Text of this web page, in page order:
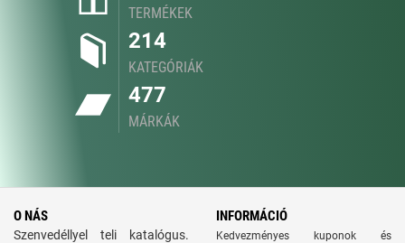
TERMÉKEK
214
KATEGÓRIÁK
477
MÁRKÁK
O NÁS
Szenvedéllyel teli katalógus.
INFORMÁCIÓ
Kedvezményes kuponok és